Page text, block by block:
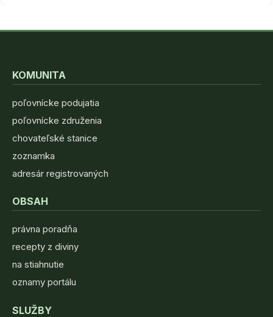
KOMUNITA
poľovnícke podujatia
poľovnícke združenia
chovateľské stanice
zoznamka
adresár registrovaných
OBSAH
právna poradňa
recepty z diviny
na stiahnutie
oznamy portálu
SLUŽBY